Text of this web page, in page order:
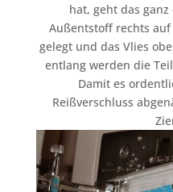
hat, geht das
Außentstoff rechts
gelegt und das Vlies
entlang werden die
Damit es
Reißverschluss